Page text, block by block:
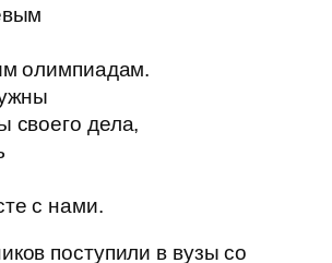
олимпиадам.
своего дела,
с нами.